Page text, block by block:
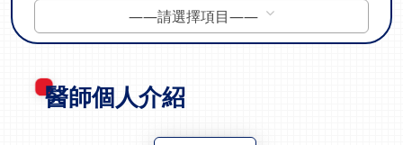
——請選擇項目——
醫師個人介紹